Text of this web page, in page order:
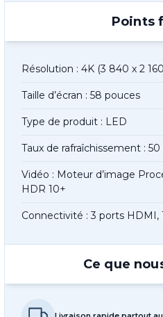
Points
Résolution : 4K (3 840 x 2
Taille d’écran : 58 pouces
Type de produit : LED
Taux de rafraîchissement : 50
Vidéo : Moteur d’image
HDR 10+
Connectivité : 3 ports HDMI,
Ce que